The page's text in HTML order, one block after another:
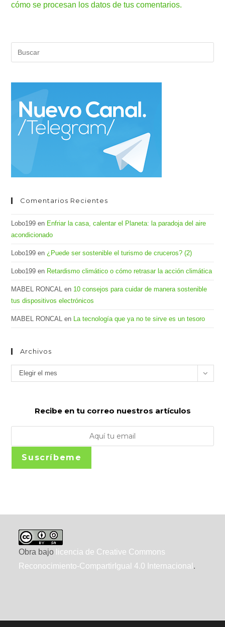
cómo se procesan los datos de tus comentarios.
Comentarios Recientes
Lobo199 en Enfriar la casa, calentar el Planeta: la paradoja del aire
acondicionado
Lobo199 en¿Puede ser sostenible el turismo de cruceros? (2)
Lobo199 en Retardismo climático o cómo retrasar la acción climática
MABEL RONCAL en 10 consejos para cuidar de manera sostenible
tus dispositivos electrónicos
MABEL RONCAL en La tecnología que ya no te sirve es un tesoro
Archivos
Archivos
Elegir el mes
Recibe en tu correo nuestros artículos
Suscríbeme
Obra bajo licencia de Creative Commons
Reconocimiento-CompartirIgual 4.0 Internacional .